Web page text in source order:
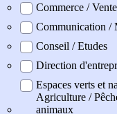
Commerce / Vente
Communication /
Conseil / Etudes
Direction
Espaces verts et
Agriculture /
animaux